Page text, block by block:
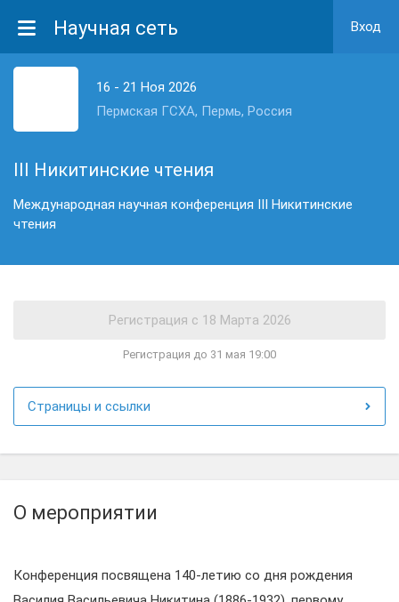
Научная сеть Вход
16 - 21 Ноя 2026
Пермская ГСХА, Пермь, Россия
III Никитинские чтения
Международная научная конференция III Никитинские
чтения
Регистрация до 31 мая 19:00
Страницы и ссылки
О мероприятии
Конференция посвящена 140-летию со дня рождения